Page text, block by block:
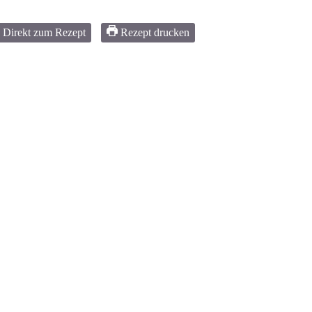
Direkt zum Rezept Rezept drucken